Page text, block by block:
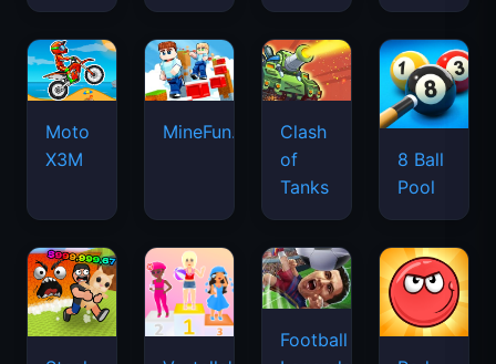
Moto
X3M
MineFun.io
Clash
of
Tanks
8 Ball
Pool
Football